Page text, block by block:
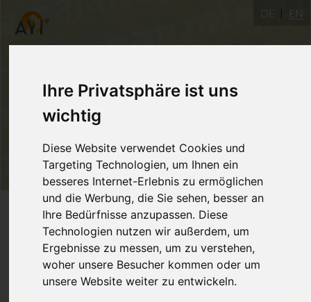
Ihre Privatsphäre ist uns
wichtig
Diese Website verwendet Cookies und
Targeting Technologien, um Ihnen ein
besseres Internet-Erlebnis zu ermöglichen
und die Werbung, die Sie sehen, besser an
Ihre Bedürfnisse anzupassen. Diese
Technologien nutzen wir außerdem, um
Ergebnisse zu messen, um zu verstehen,
woher unsere Besucher kommen oder um
unsere Website weiter zu entwickeln.
Login